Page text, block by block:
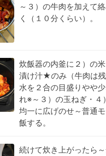
～３）の牛肉を加えて
く（１０分くらい）。
炊飯器の内釜に２）の
漬け汁★のみ（牛肉は残
水を２合の目盛りやや
れ※～３）の玉ねぎ・４
均一に広げのせ～普通
飯する。
続けて炊き上がったら